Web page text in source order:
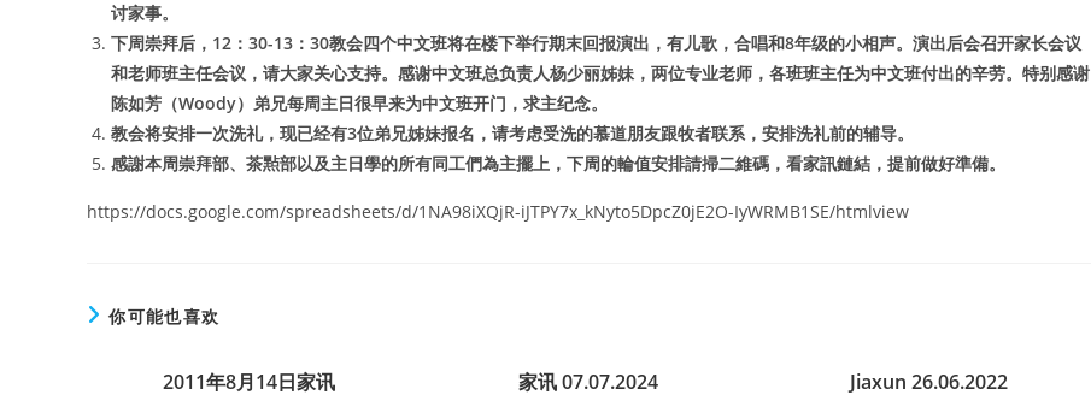
讨家事。
下周崇拜后，12：30-13：30教会四个中文班将在楼下举行期末回报演出，有儿歌，合唱和8年级的小相声。演出后会召开家长会议
和老师班主任会议，请大家关心支持。感谢中文班总负责人杨少丽姊妹，两位专业老师，各班班主任为中文班付出的辛劳。特别感谢
陈如芳（Woody）弟兄每周主日很早来为中文班开门，求主纪念。
教会将安排一次洗礼，现已经有3位弟兄姊妹报名，请考虑受洗的慕道朋友跟牧者联系，安排洗礼前的辅导。
感謝本周崇拜部、茶㸃部以及主日學的所有同工們為主擺上，下周的輪值安排請掃二維碼，看家訊鏈結，提前做好準備。
https://docs.google.com/spreadsheets/d/1NA98iXQjR-iJTPY7x_kNyto5DpcZ0jE2O-IyWRMB1SE/htmlview
你可能也喜欢
2011年8月14日家讯 家讯 07.07.2024 Jiaxun 26.06.2022